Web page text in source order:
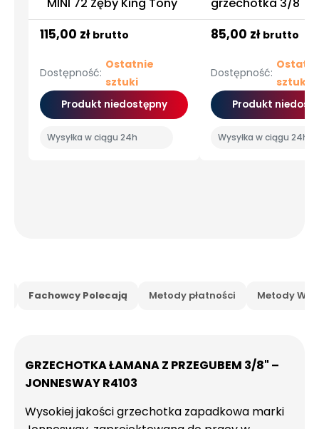
115,00 zł brutto
Dostępność:
Ostatnie
sztuki
Produkt niedostępny
Wysyłka w ciągu 24h
dożywotnia
sata
85,00 zł brutto
Dostępność:
sztuki
Produkt
Wysyłka w ciągu 24h
Fachowcy Polecają Metody płatności Metody
GRZECHOTKA ŁAMANA Z PRZEGUBEM 3/8" –
JONNESWAY R4103
Wysokiej jakości grzechotka zapadkowa marki